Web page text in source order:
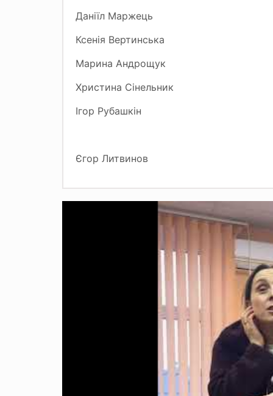
Даніїл Маржець
Ксенія Вертинська
Марина Андрощук
Христина Сінельник
Ігор Рубашкін
Єгор Литвинов